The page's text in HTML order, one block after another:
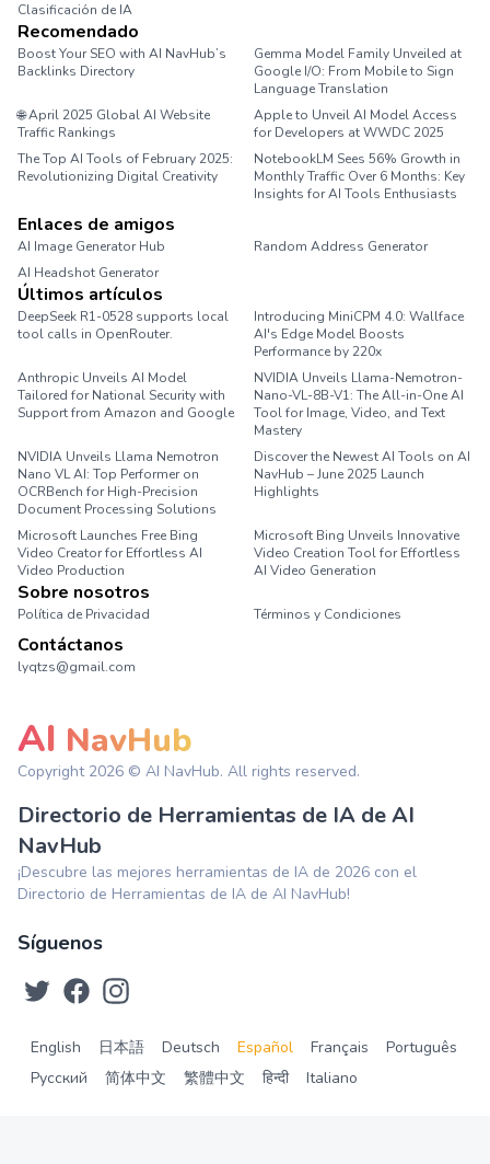
Clasificación de IA
Recomendado
Boost Your SEO with AI NavHub’s
Backlinks Directory
Gemma Model Family Unveiled at
Google I/O: From Mobile to Sign
Language Translation
🌐 April 2025 Global AI Website
Traffic Rankings
Apple to Unveil AI Model Access
for Developers at WWDC 2025
The Top AI Tools of February 2025:
Revolutionizing Digital Creativity
NotebookLM Sees 56% Growth in
Monthly Traffic Over 6 Months: Key
Insights for AI Tools Enthusiasts
Enlaces de amigos
AI Image Generator Hub
Random Address Generator
AI Headshot Generator
Últimos artículos
DeepSeek R1-0528 supports local
tool calls in OpenRouter.
Introducing MiniCPM 4.0: Wallface
AI's Edge Model Boosts
Performance by 220x
Anthropic Unveils AI Model
Tailored for National Security with
Support from Amazon and Google
NVIDIA Unveils Llama-Nemotron-
Nano-VL-8B-V1: The All-in-One AI
Tool for Image, Video, and Text
Mastery
NVIDIA Unveils Llama Nemotron
Nano VL AI: Top Performer on
OCRBench for High-Precision
Document Processing Solutions
Discover the Newest AI Tools on AI
NavHub – June 2025 Launch
Highlights
Microsoft Launches Free Bing
Video Creator for Effortless AI
Video Production
Microsoft Bing Unveils Innovative
Video Creation Tool for Effortless
AI Video Generation
Sobre nosotros
Política de Privacidad Términos y Condiciones
Contáctanos
lyqtzs@gmail.com
AI NavHub
Copyright 2026 © AI NavHub. All rights reserved.
Directorio de Herramientas de IA de AI
NavHub
¡Descubre las mejores herramientas de IA de 2026 con el
Directorio de Herramientas de IA de AI NavHub!
Síguenos
English 日本語 Deutsch Español Français
Português
Русский
简体中文 繁體中文 हिन्दी Italiano